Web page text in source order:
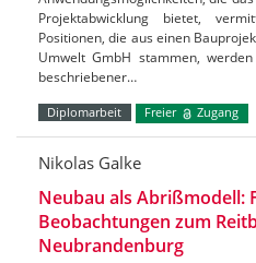
Projektabwicklung bietet,
Positionen, die aus einen
Umwelt GmbH stammen,
beschriebener…
Diplomarbeit Freier Zugang
Nikolas Galke
Neubau als Abrißmodell:
Beobachtungen zum
Neubrandenburg